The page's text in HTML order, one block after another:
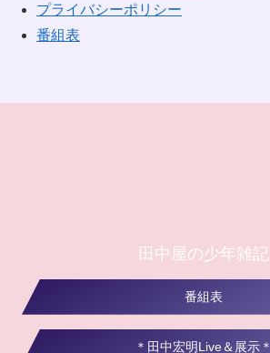
プライバシーポリシー
番組表
田中屋の少年雑記
番組表
＊田中宏明Live＆展示＊